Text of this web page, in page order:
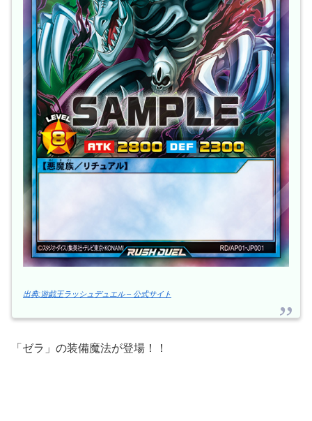
出典:遊戯王ラッシュデュエル – 公式サイト
「ゼラ」の装備魔法が登場！！